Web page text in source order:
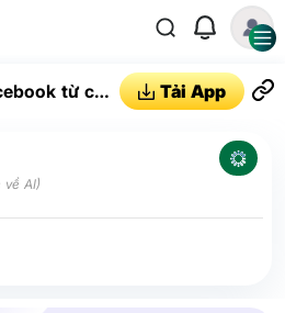
từ con
Tải App
về AI)